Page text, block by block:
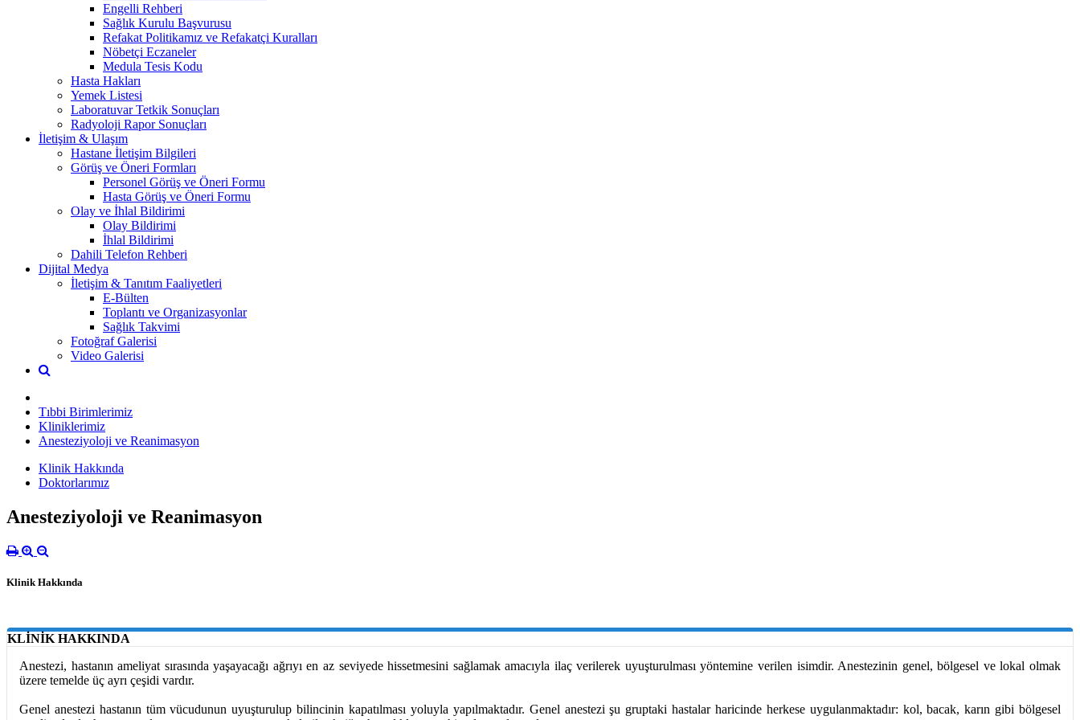
Engelli Rehberi
Sağlık Kurulu Başvurusu
Refakat Politikamız ve Refakatçi Kuralları
Nöbetçi Eczaneler
Medula Tesis Kodu
Hasta Hakları
Yemek Listesi
Laboratuvar Tetkik Sonuçları
Radyoloji Rapor Sonuçları
İletişim & Ulaşım
Hastane İletişim Bilgileri
Görüş ve Öneri Formları
Personel Görüş ve Öneri Formu
Hasta Görüş ve Öneri Formu
Olay ve İhlal Bildirimi
Olay Bildirimi
İhlal Bildirimi
Dahili Telefon Rehberi
Dijital Medya
İletişim & Tanıtım Faaliyetleri
E-Bülten
Toplantı ve Organizasyonlar
Sağlık Takvimi
Fotoğraf Galerisi
Video Galerisi
Tıbbi Birimlerimiz
Kliniklerimiz
Anesteziyoloji ve Reanimasyon
Klinik Hakkında
Doktorlarımız
Anesteziyoloji ve Reanimasyon
Klinik Hakkında
KLİNİK HAKKINDA
Anestezi, hastanın ameliyat sırasında yaşayacağı ağrıyı en az seviyede hissetmesini sağlamak amacıyla ilaç verilerek uyuşturulması yöntemine verilen isimdir. Anestezinin genel, bölgesel ve lokal olmak
üzere temelde üç ayrı çeşidi vardır.
Genel anestezi hastanın tüm vücudunun uyuşturulup bilincinin kapatılması yoluyla yapılmaktadır. Genel anestezi şu gruptaki hastalar haricinde herkese uygulanmaktadır: kol, bacak, karın gibi bölgesel